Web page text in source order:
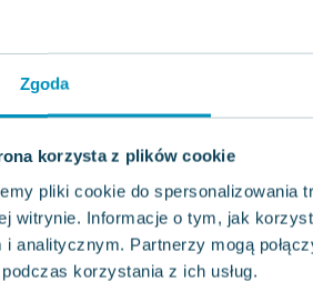
Zgoda
korzysta z plików cookie
pliki cookie do spersonalizowania
witrynie. Informacje o tym, jak
i analitycznym. Partnerzy mogą
korzystania z ich usług.